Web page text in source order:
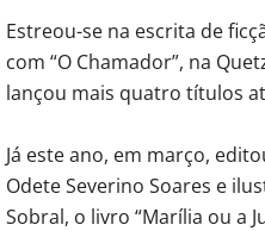
Estreou-se na escrita de
com “O Chamador”, na
lançou mais quatro títulos
Já este ano, em março,
Odete Severino Soares e
Sobral, o livro “Marília ou a